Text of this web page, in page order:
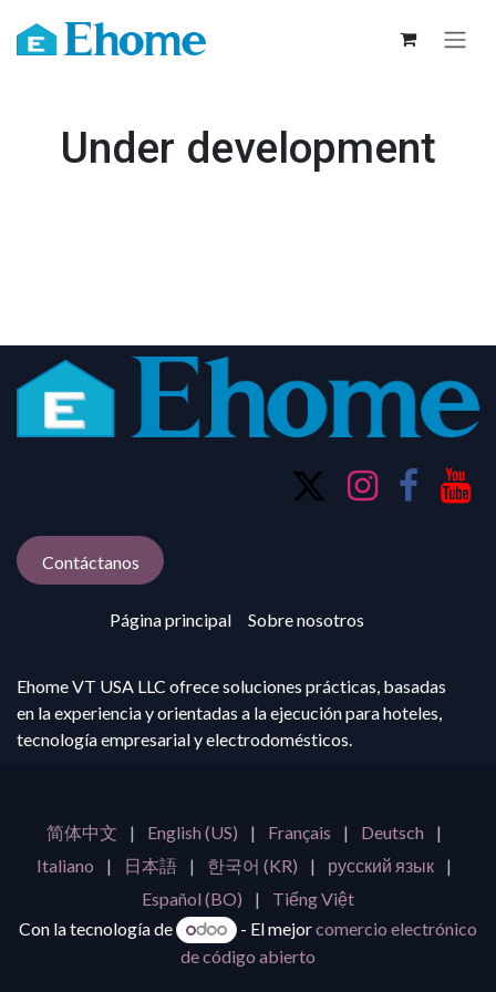
Under development
Contáctanos
Página principal Sobre nosotros
Ehome VT USA LLC ofrece soluciones prácticas, basadas
en la experiencia y orientadas a la ejecución para hoteles,
tecnología empresarial y electrodomésticos.
简体中文 | English (US) | Français | Deutsch
|
Italiano
| 日本語 | 한국어 (KR) | русский язык
|
Español (BO)
|
Tiếng Việt
Con la tecnología de
- El mejorcomercio electrónico
de código abierto